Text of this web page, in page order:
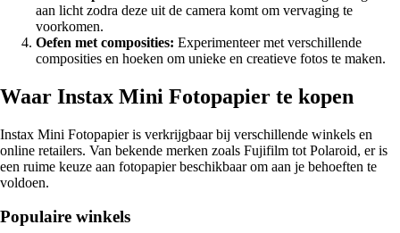
aan licht zodra deze uit de camera komt om vervaging te
voorkomen.
Oefen met composities: Experimenteer met verschillende
composities en hoeken om unieke en creatieve fotos te maken.
Waar Instax Mini Fotopapier te kopen
Instax Mini Fotopapier is verkrijgbaar bij verschillende winkels en
online retailers. Van bekende merken zoals Fujifilm tot Polaroid, er is
een ruime keuze aan fotopapier beschikbaar om aan je behoeften te
voldoen.
Populaire winkels